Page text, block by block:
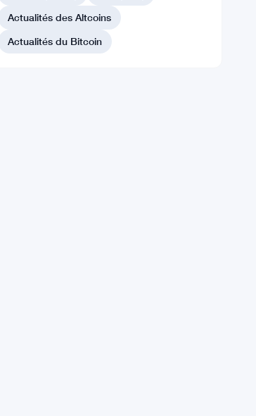
Actualités des Altcoins
Actualités du Bitcoin